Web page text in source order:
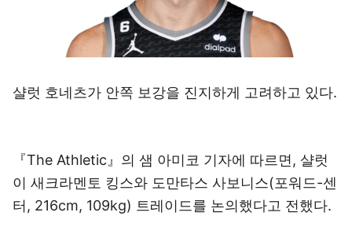
샬럿 호네츠가 안쪽 보강을 진지하게 고려하고 있다.
『The Athletic』의 샘 아미코 기자에 따르면, 샬럿
이 새크라멘토 킹스와 도만타스 사보니스(포워드-센
터, 216cm, 109kg) 트레이드를 논의했다고 전했다.